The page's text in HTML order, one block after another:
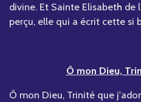
divine. Et Sainte Elisabeth de
perçu, elle qui a écrit cette si
Ô mon Dieu,
Ô mon Dieu, Trinité que